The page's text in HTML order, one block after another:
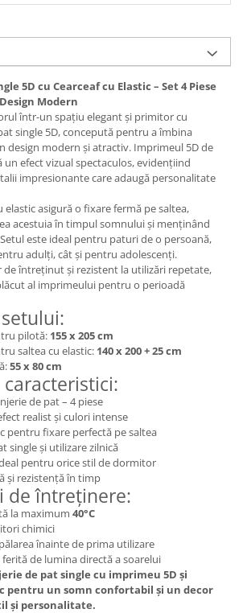
5D cu Cearceaf cu Elastic – Set 4 Piese
Modern
într-un spațiu elegant și primitor cu
single 5D, concepută pentru a îmbina
design modern și atractiv. Imprimeul 5D de
efect vizual spectaculos, evidențiind
impresionante care adaugă personalitate
elastic asigură o fixare fermă pe saltea,
acestuia în timpul somnului și menținând
este ideal pentru paturi de o persoană,
adulți, cât și pentru adolescenți.
de întreținut și rezistent la utilizări repetate,
al imprimeului pentru o perioadă
pilotă: 155 x 205 cm
saltea cu elastic: 140 x 200 + 25 cm
55 x 80 cm
de pat – 4 piese
realist și culori intense
pentru fixare perfectă pe saltea
single și utilizare zilnică
pentru orice stil de dormitor
și rezistență în timp
de întreținere:
la maximum 40°C
chimici
înainte de prima utilizare
ferită de lumina directă a soarelui
de pat single cu imprimeu 5D și
pentru un somn confortabil și un decor
și personalitate.